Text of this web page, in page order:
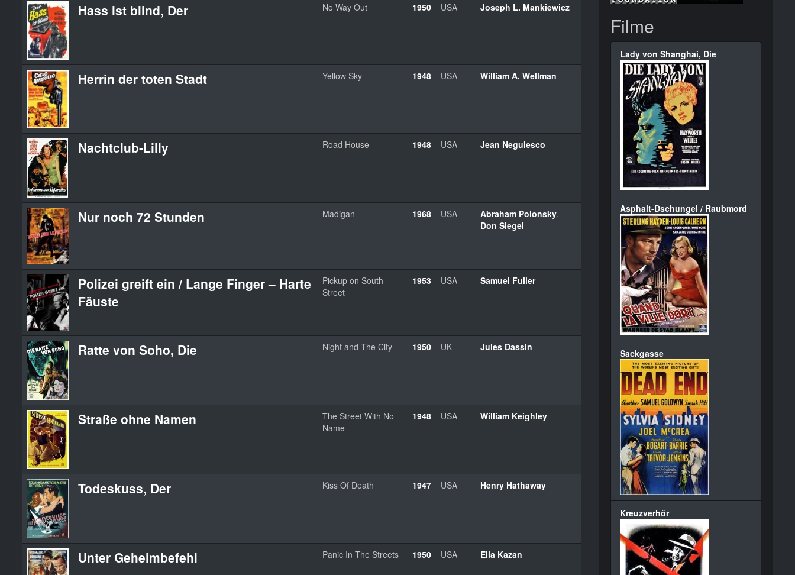
Hass ist blind, Der No Way Out 1950 USA Joseph L. Mankiewicz
Herrin der toten Stadt Yellow Sky 1948 USA William A. Wellman
Nachtclub-Lilly Road House 1948 USA Jean Negulesco
Nur noch 72 Stunden Madigan 1968 USA Abraham Polonsky,
Don Siegel
Polizei greift ein / Lange Finger – Harte
Fäuste
Pickup on South
Street
1953 USA Samuel Fuller
Ratte von Soho, Die Night and The City 1950 UK Jules Dassin
Straße ohne Namen
The Street With No
Name
1948 USA William Keighley
Todeskuss, Der Kiss Of Death 1947 USA Henry Hathaway
Unter Geheimbefehl Panic In The Streets 1950 USA Elia Kazan
Filme
Lady von Shanghai, Die
Asphalt-Dschungel / Raubmord
Sackgasse
Kreuzverhör